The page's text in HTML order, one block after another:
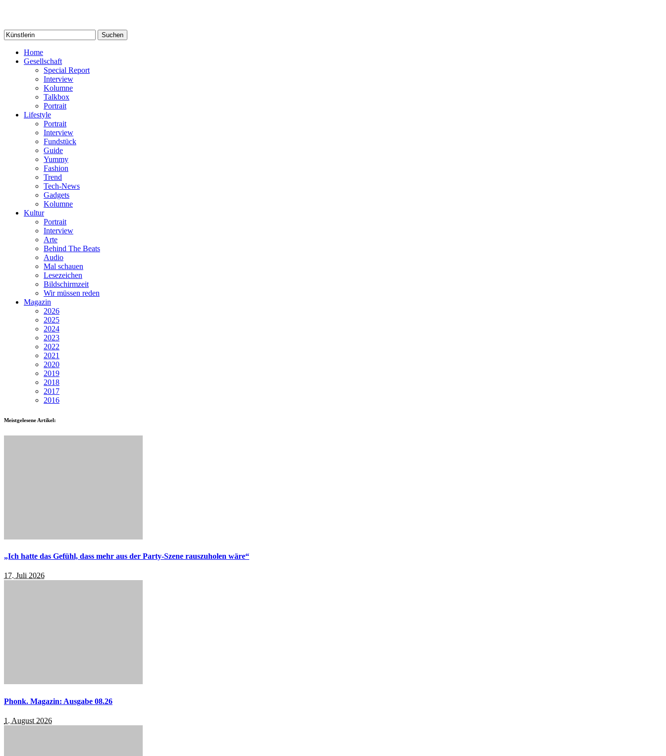
Suchen
nach:
Home
Gesellschaft
Special Report
Interview
Kolumne
Talkbox
Portrait
Lifestyle
Portrait
Interview
Fundstück
Guide
Yummy
Fashion
Trend
Tech-News
Gadgets
Kolumne
Kultur
Portrait
Interview
Arte
Behind The Beats
Audio
Mal schauen
Lesezeichen
Bildschirmzeit
Wir müssen reden
Magazin
2026
2025
2024
2023
2022
2021
2020
2019
2018
2017
2016
Meistgelesene Artikel:
„Ich hatte das Gefühl, dass mehr aus der Party-Szene rauszuholen wäre“
17. Juli 2026
Phonk. Magazin: Ausgabe 08.26
1. August 2026